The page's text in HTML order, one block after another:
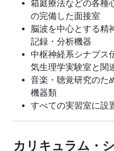
箱庭療法などの各種
の完備した面接室
脳波を中心とする精
記録・分析機器
中枢神経系シナプス
気生理学実験室と関
音楽・聴覚研究のた
機器類
すべての実習室に設
カリキュラム・